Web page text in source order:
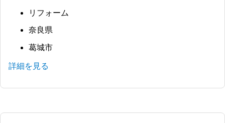
リフォーム
奈良県
葛城市
詳細を見る